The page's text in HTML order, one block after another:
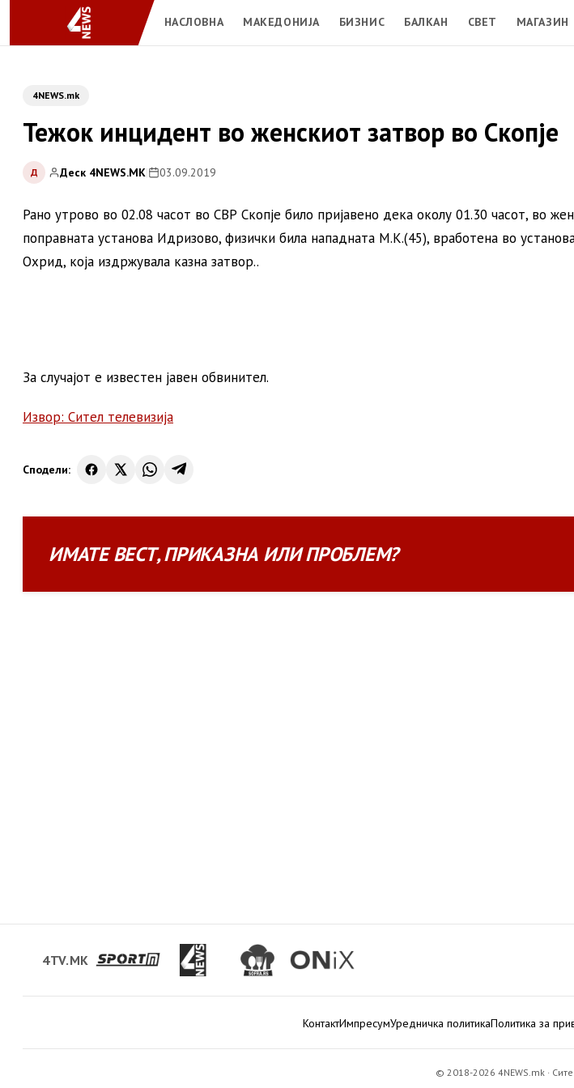
НАСЛОВНА МАКЕДОНИЈА БИЗНИС БАЛКАН СВЕТ МАГАЗИН
4NEWS.mk
Тежок инцидент во женскиот затвор во Скопје
Д Деск 4NEWS.MK| 03.09.2019
Рано утрово во 02.08 часот во СВР Скопје било пријавено дека околу 01.30 часот, во
поправната установа Идризово, физички била нападната М.К.(45), вработена во
Охрид, која издржувала казна затвор..
За случајот е известен јавен обвинител.
Извор: Сител телевизија
Сподели:
ИМАТЕВЕСТ,ПРИКАЗНА ИЛИПРОБЛЕМ?
4TV.MK
КонтактИмпресумУредничка политикаПолитика за
© 2018-2026 4NEWS.mk ·